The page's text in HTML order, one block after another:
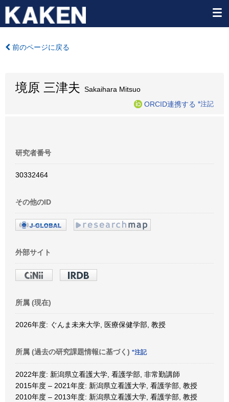
前のページに戻る
境原 三津夫
Sakaihara Mitsuo
ORCID連携する *注記
研究者番号
30332464
その他のID
外部サイト
所属 (現在)
2026年度: ぐんま未来大学, 医療保健学部, 教授
所属 (過去の研究課題情報に基づく) *注記
2022年度: 新潟県立看護大学, 看護学部, 非常勤講師
2015年度 – 2021年度: 新潟県立看護大学, 看護学部, 教授
2010年度 – 2013年度: 新潟県立看護大学, 看護学部, 教授